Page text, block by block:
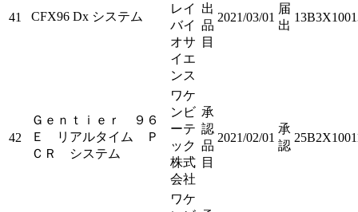
41 CFX96 Dx システム
レイ
バイ
オサ
イエ
ンス
出
品
目
2021/03/01
届
出
42
Ｇｅｎｔｉｅｒ ９６
Ｅ リアルタイム Ｐ
ＣＲ システム
ワケ
ンビ
ーテ
ック
株式
会社
承
認
品
目
2021/02/01
承
認
ワケ